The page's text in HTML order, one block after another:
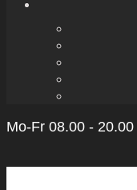
Mo-Fr 08.00 - 20.00